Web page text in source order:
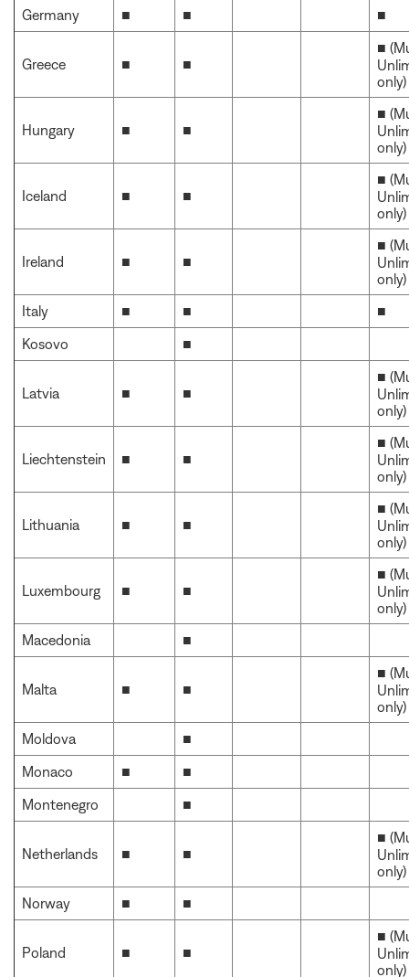
Germany
■ ■ ■
Greece ■ ■
■
only)
Hungary ■ ■
■
only)
Iceland ■ ■
■
only)
Ireland ■ ■
■
only)
Italy
■ ■
■
Kosovo
■
Latvia ■ ■
■
only)
Liechtenstein ■ ■
■
only)
Lithuania ■ ■
■
only)
Luxembourg ■ ■
■
only)
Macedonia
■
Malta ■ ■
■
only)
Moldova
■
Monaco
■
■
Montenegro
■
Netherlands ■ ■
■
only)
Norway
■ ■
Poland ■ ■
■
only)